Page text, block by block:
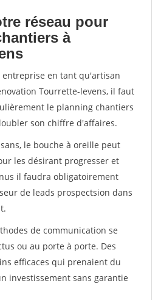
réseau pour
à
en tant qu'artisan
Tourrette-levens, il faut
le planning chantiers
son chiffre d'affaires.
le bouche à oreille peut
les désirant progresser et
il faudra obligatoirement
de leads prospectsion dans
de communication se
ou au porte à porte. Des
efficaces qui prenaient du
investissement sans garantie